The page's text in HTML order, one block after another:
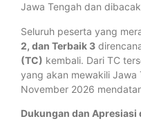
Jawa Tengah dan
Seluruh peserta yang
2, dan Terbaik 3
(TC) kembali. Dari TC
yang akan mewakili
November 2026
Dukungan dan Apresiasi